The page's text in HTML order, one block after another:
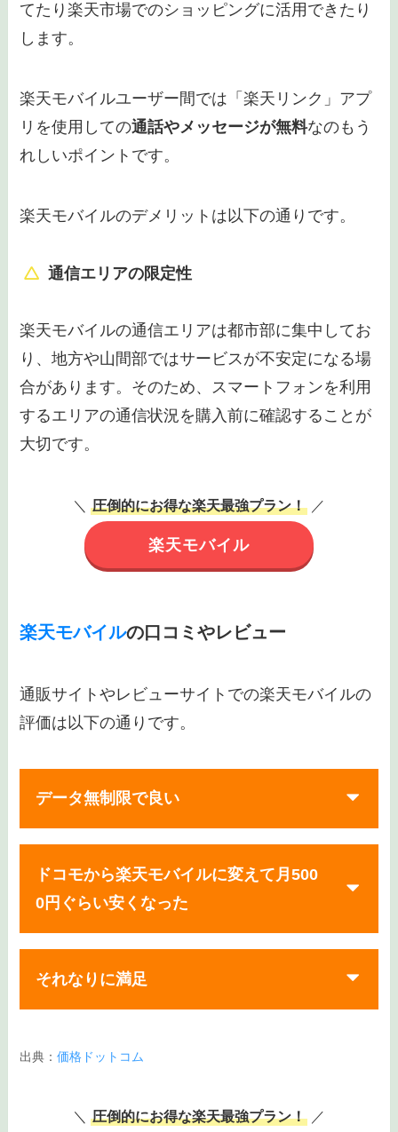
てたり楽天市場でのショッピングに活用できたり
します。
楽天モバイルユーザー間では「楽天リンク」アプ
リを使用しての通話やメッセージが無料なのもう
れしいポイントです。
楽天モバイルのデメリットは以下の通りです。
通信エリアの限定性
楽天モバイルの通信エリアは都市部に集中してお
り、地方や山間部ではサービスが不安定になる場
合があります。そのため、スマートフォンを利用
するエリアの通信状況を購入前に確認することが
大切です。
＼ 圧倒的にお得な楽天最強プラン！ ／
楽天モバイル
楽天モバイルの口コミやレビュー
通販サイトやレビューサイトでの楽天モバイルの
評価は以下の通りです。
データ無制限で良い
ドコモから楽天モバイルに変えて月500
0円ぐらい安くなった
それなりに満足
出典：価格ドットコム
＼ 圧倒的にお得な楽天最強プラン！ ／